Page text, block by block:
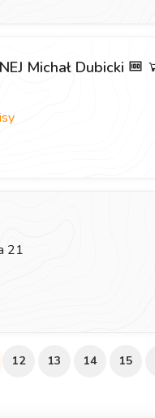
Michał Dubicki
21
12 13 14 15